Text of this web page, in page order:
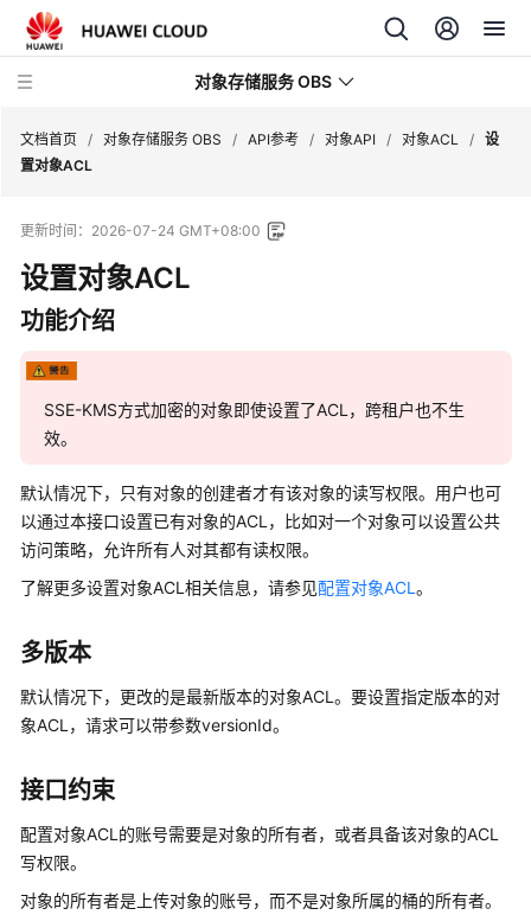
对象存储服务 OBS
新
动
态
务
公
品
介
绍
费
说
明
入
门
用
户
文档首页 / 对象存储服务 OBS / API参考 / 对象API / 对象ACL / 设
置对象ACL
更新时间： 2026-07-24 GMT+08:00
设置对象ACL
功能介绍
SSE-KMS方式加密的对象即使设置了ACL，跨租户也不生
效。
默认情况下，只有对象的创建者才有该对象的读写权限。用户也可
以通过本接口设置已有对象的ACL，比如对一个对象可以设置公共
访问策略，允许所有人对其都有读权限。
了解更多设置对象ACL相关信息，请参见配置对象ACL 。
多版本
默认情况下，更改的是最新版本的对象ACL。要设置指定版本的对
象ACL，请求可以带参数versionId。
接口约束
配置对象ACL的账号需要是对象的所有者，或者具备该对象的ACL
写权限。
对象的所有者是上传对象的账号，而不是对象所属的桶的所有者。